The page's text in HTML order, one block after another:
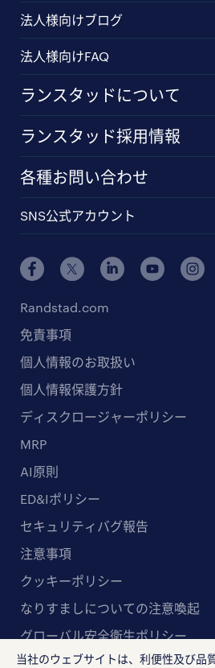
法人様向けブログ
法人様向けFAQ
ランスタッドについて
ランスタッド採用情報
各種お問い合わせ
SNS公式アカウント
Randstad.com
免責事項
個人情報のお取扱い
個人情報保護方針
ディスクロージャーポリシー
MRP
AI原則
ED&Iポリシー
セキュリティバグ報告
注意事項
クッキーポリシー
なりすましについての注意喚起
グローバル安全衛生ポリシー
マルチステークホルダー方針
当社のウェブサイトは、利便性及び品